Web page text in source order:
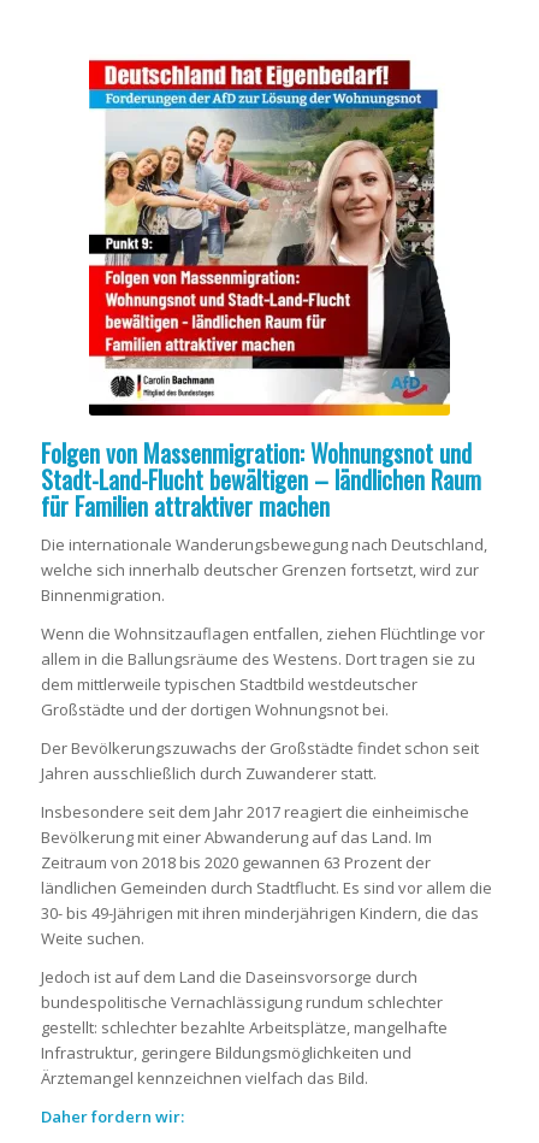
Folgen von Massenmigration: Wohnungsnot und
Stadt-Land-Flucht bewältigen – ländlichen Raum
für Familien attraktiver machen
Die internationale Wanderungsbewegung nach Deutschland,
welche sich innerhalb deutscher Grenzen fortsetzt, wird zur
Binnenmigration.
Wenn die Wohnsitzauflagen entfallen, ziehen Flüchtlinge vor
allem in die Ballungsräume des Westens. Dort tragen sie zu
dem mittlerweile typischen Stadtbild westdeutscher
Großstädte und der dortigen Wohnungsnot bei.
Der Bevölkerungszuwachs der Großstädte findet schon seit
Jahren ausschließlich durch Zuwanderer statt.
Insbesondere seit dem Jahr 2017 reagiert die einheimische
Bevölkerung mit einer Abwanderung auf das Land. Im
Zeitraum von 2018 bis 2020 gewannen 63 Prozent der
ländlichen Gemeinden durch Stadtflucht. Es sind vor allem die
30- bis 49-Jährigen mit ihren minderjährigen Kindern, die das
Weite suchen.
Jedoch ist auf dem Land die Daseinsvorsorge durch
bundespolitische Vernachlässigung rundum schlechter
gestellt: schlechter bezahlte Arbeitsplätze, mangelhafte
Infrastruktur, geringere Bildungsmöglichkeiten und
Ärztemangel kennzeichnen vielfach das Bild.
Daher fordern wir: